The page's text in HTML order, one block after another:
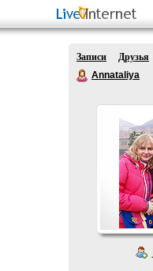
Записи Друзья
Annataliya